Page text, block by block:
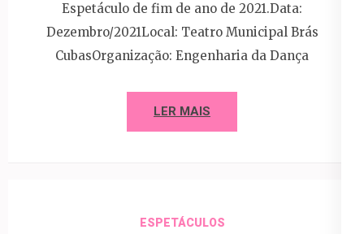
Espetáculo de fim de ano de 2021.Data:
Dezembro/2021Local: Teatro Municipal Brás
CubasOrganização: Engenharia da Dança
LER MAIS
ESPETÁCULOS